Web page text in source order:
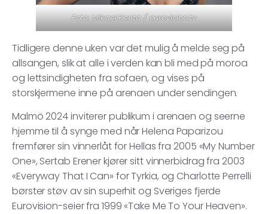
Foto: Mikael Kenta / eurovision.tv
Tidligere denne uken var det mulig å melde seg på
allsangen, slik at alle i verden kan bli med på moroa
og lettsindigheten fra sofaen, og vises på
storskjermene inne på arenaen under sendingen.
Malmö 2024 inviterer publikum i arenaen og seerne
hjemme til å synge med når Helena Paparizou
fremfører sin vinnerlåt for Hellas fra 2005 «My Number
One», Sertab Erener kjører sitt vinnerbidrag fra 2003
«Everyway That I Can» for Tyrkia, og Charlotte Perrelli
børster støv av sin superhit og Sveriges fjerde
Eurovision-seier fra 1999 «Take Me To Your Heaven».